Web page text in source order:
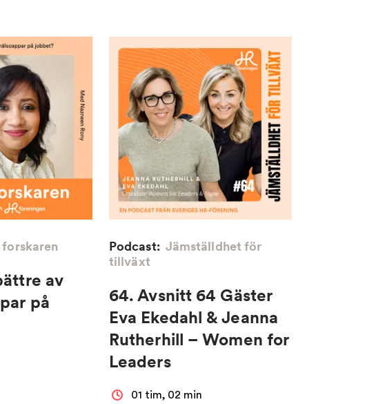
forskaren
av
på
Podcast: Jämställdhet för
tillväxt
64. Avsnitt 64 Gäster
Eva Ekedahl & Jeanna
Rutherhill – Women for
Leaders
01 tim, 02 min